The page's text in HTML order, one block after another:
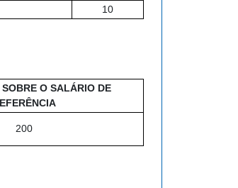
10
O SALÁRIO DE
200